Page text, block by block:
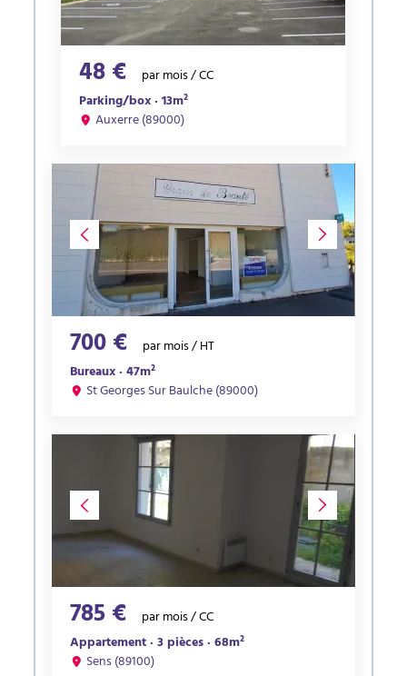
48 €
par mois / CC
Parking/box · 13m²
Auxerre (89000)
700 €
par mois / HT
Bureaux · 47m²
St Georges Sur Baulche (89000)
785 €
par mois / CC
Appartement · 3 pièces · 68m²
Sens (89100)